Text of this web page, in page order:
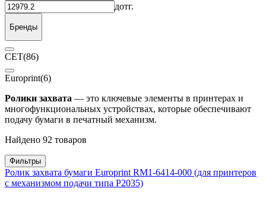
дотг.
Бренды
CET(86)
Europrint(6)
Ролики захвата — это ключевые элементы в принтерах и
многофункциональных устройствах, которые обеспечивают
подачу бумаги в печатный механизм.
Найдено 92 товаров
Фильтры
Ролик захвата бумаги Europrint RM1-6414-000 (для принтеров
с механизмом подачи типа P2035)